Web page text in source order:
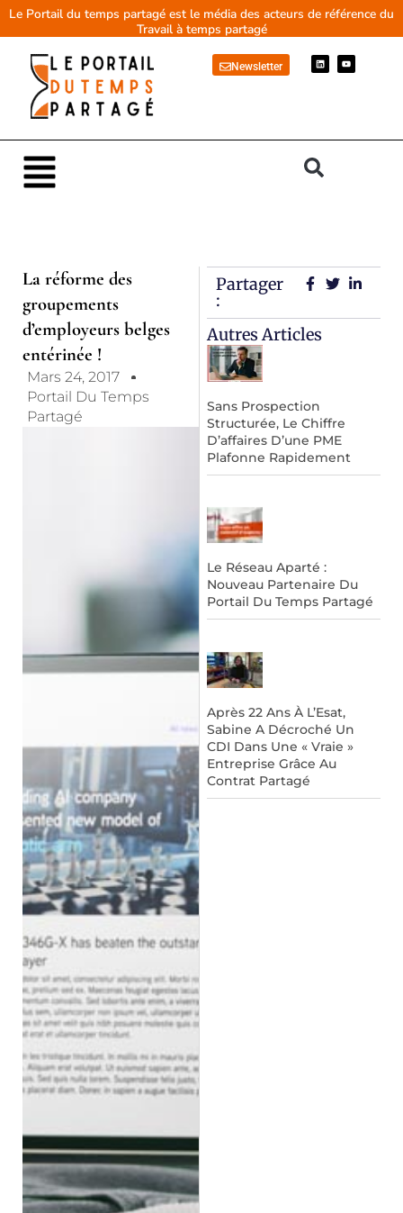
AllerLe Portail du temps partagé est le média des acteurs de référence du
Travail à temps partagé
Newsletter
L
i
n
Y
o
u
Main
Menu
La réforme des
groupements
d’employeurs belges
entérinée !
Mars 24, 2017
Portail Du Temps
Partagé
Partager
:
Autres Articles
Sans Prospection
Structurée, Le Chiffre
D’affaires D’une PME
Plafonne Rapidement
Le Réseau Aparté :
Nouveau Partenaire Du
Portail Du Temps Partagé
Après 22 Ans À L’Esat,
Sabine A Décroché Un
CDI Dans Une « Vraie »
Entreprise Grâce Au
Contrat Partagé